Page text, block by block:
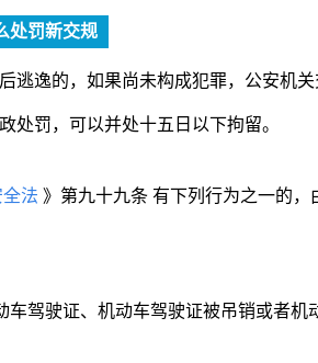
处罚新交规
逃逸的，如果尚未构成犯罪，公安机
处罚，可以并处十五日以下拘留。
法 》第九十九条 有下列行为之一的，
车驾驶证、机动车驾驶证被吊销或者机